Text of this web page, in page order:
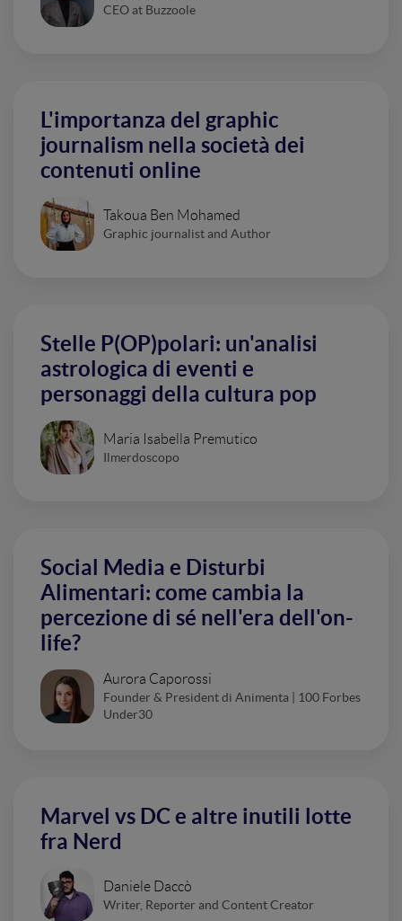
CEO at Buzzoole
L'importanza del graphic
journalism nella società dei
contenuti online
Takoua Ben Mohamed
Graphic journalist and Author
Stelle P(OP)polari: un'analisi
astrologica di eventi e
personaggi della cultura pop
Maria Isabella Premutico
Ilmerdoscopo
Social Media e Disturbi
Alimentari: come cambia la
percezione di sé nell'era dell'on-
life?
Aurora Caporossi
Founder & President di Animenta | 100 Forbes
Under30
Marvel vs DC e altre inutili lotte
fra Nerd
Daniele Daccò
Writer, Reporter and Content Creator